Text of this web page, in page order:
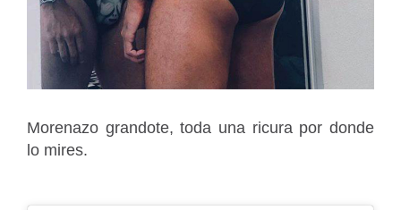
Morenazo grandote, toda una ricura por donde
lo mires.